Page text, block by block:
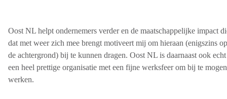
Oost NL helpt ondernemers verder en de maatschappelijke impact
dat met weer zich mee brengt motiveert mij om hieraan (enigszins op
de achtergrond) bij te kunnen dragen. Oost NL is daarnaast ook echt
een heel prettige organisatie met een fijne werksfeer om bij te mogen
werken.